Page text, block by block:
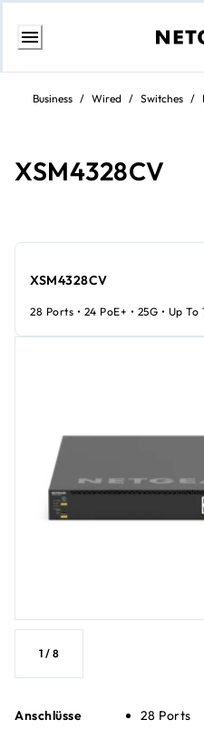
Weiter
InhaltBusiness / Wired / Switches /
XSM4328CV
1 / 8
Anschlüsse 28 Ports
XSM4328CV
28 Ports • 24 PoE+ • 25G • Up To